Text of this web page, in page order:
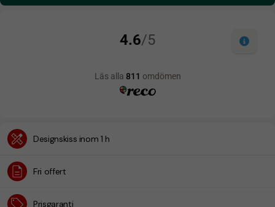
Designskiss inom 1 h
Fri offert
Prisgaranti